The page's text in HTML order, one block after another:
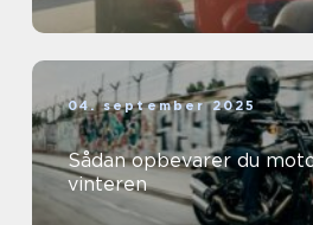
04. september 2025
Sådan opbevarer du
vinteren